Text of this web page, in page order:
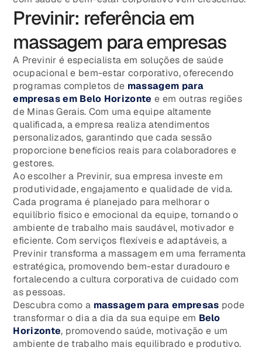
Previnir: referência em
massagem para empresas
A Previnir é especialista em soluções de saúde
ocupacional e bem-estar corporativo, oferecendo
programas completos de massagem para
empresas em Belo Horizonte e em outras regiões
de Minas Gerais. Com uma equipe altamente
qualificada, a empresa realiza atendimentos
personalizados, garantindo que cada sessão
proporcione benefícios reais para colaboradores e
gestores.
Ao escolher a Previnir, sua empresa investe em
produtividade, engajamento e qualidade de vida.
Cada programa é planejado para melhorar o
equilíbrio físico e emocional da equipe, tornando o
ambiente de trabalho mais saudável, motivador e
eficiente. Com serviços flexíveis e adaptáveis, a
Previnir transforma a massagem em uma ferramenta
estratégica, promovendo bem-estar duradouro e
fortalecendo a cultura corporativa de cuidado com
as pessoas.
Descubra como a massagem para empresas pode
transformar o dia a dia da sua equipe em Belo
Horizonte, promovendo saúde, motivação e um
ambiente de trabalho mais equilibrado e produtivo.